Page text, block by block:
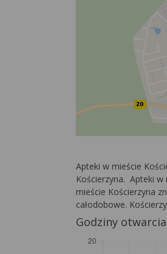
Apteki w mieście
Kościerzyna. Apteki
mieście Kościerzyna
całodobowe.
Godziny